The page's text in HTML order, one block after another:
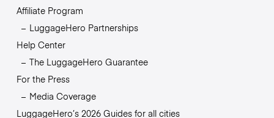
Affiliate Program
LuggageHero Partnerships
Help Center
The LuggageHero Guarantee
For the Press
Media Coverage
LuggageHero’s 2026 Guides for all cities